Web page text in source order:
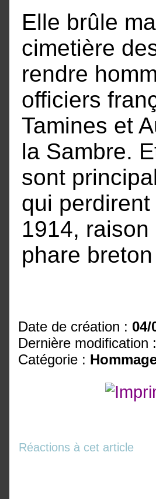
Elle brûle
cimetière
rendre
officiers
Tamines et
la Sambre.
sont
qui
1914,
phare
Date de création : 04/
Dernière modification
Catégorie :
Réactions à cet article